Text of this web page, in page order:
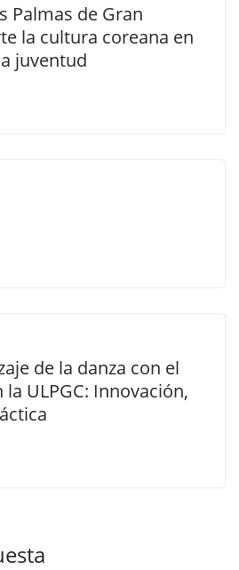
Palmas de Gran
la cultura coreana en
juventud
de la danza con el
la ULPGC: Innovación,